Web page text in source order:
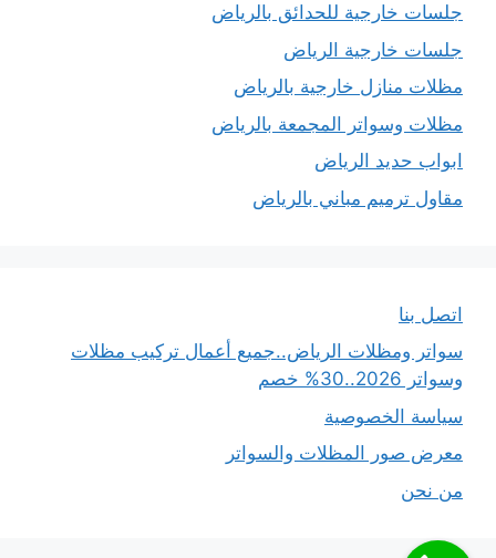
جلسات خارجية للحدائق بالرياض
جلسات خارجية الرياض
مظلات منازل خارجية بالرياض
مظلات وسواتر المجمعة بالرياض
ابواب حديد الرياض
مقاول ترميم مباني بالرياض
اتصل بنا
سواتر ومظلات الرياض..جميع أعمال تركيب مظلات
وسواتر 2026..30% خصم
سياسة الخصوصية
معرض صور المظلات والسواتر
من نحن